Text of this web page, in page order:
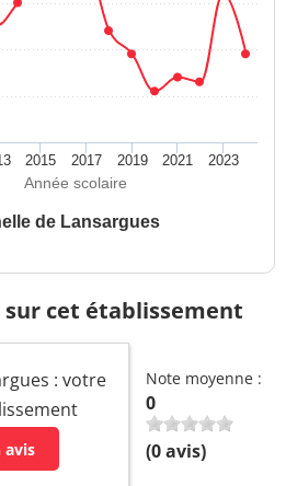
Année scolaire
de Lansargues
2015 2017 2019 2021 2023
sur cet établissement
: votre
avis
Note moyenne :
0
(0avis)